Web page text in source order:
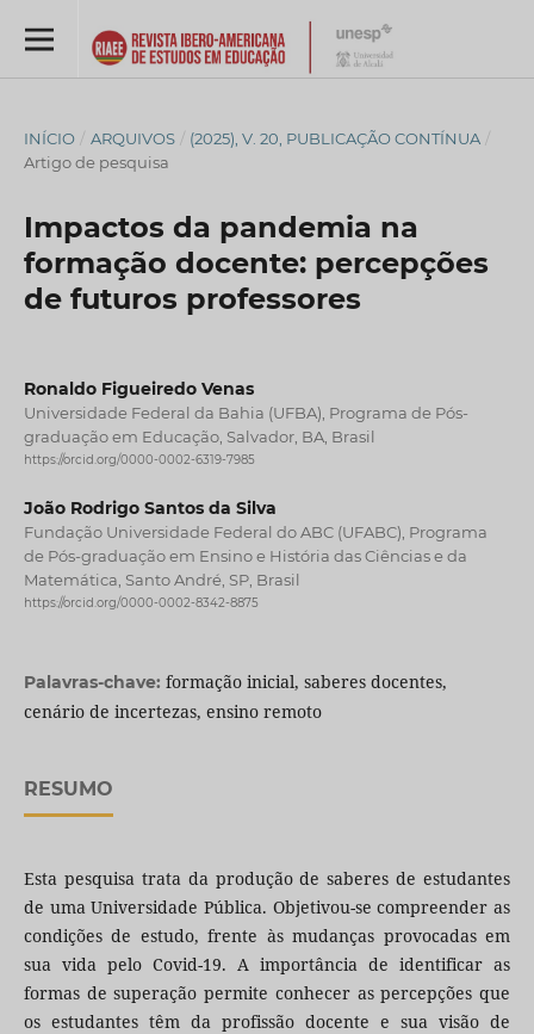
INÍCIO / ARQUIVOS / (2025), V. 20, PUBLICAÇÃO CONTÍNUA /
Artigo de pesquisa
Impactos da pandemia na
formação docente: percepções
de futuros professores
Ronaldo Figueiredo Venas
Universidade Federal da Bahia (UFBA), Programa de Pós-
graduação em Educação, Salvador, BA, Brasil
https://orcid.org/0000-0002-6319-7985
João Rodrigo Santos da Silva
Fundação Universidade Federal do ABC (UFABC), Programa
de Pós-graduação em Ensino e História das Ciências e da
Matemática, Santo André, SP, Brasil
https://orcid.org/0000-0002-8342-8875
Palavras-chave: formação inicial, saberes docentes,
cenário de incertezas, ensino remoto
RESUMO
Esta pesquisa trata da produção de saberes de estudantes
de uma Universidade Pública. Objetivou-se compreender as
condições de estudo, frente às mudanças provocadas em
sua vida pelo Covid-19. A importância de identificar as
formas de superação permite conhecer as percepções que
os estudantes têm da profissão docente e sua visão de